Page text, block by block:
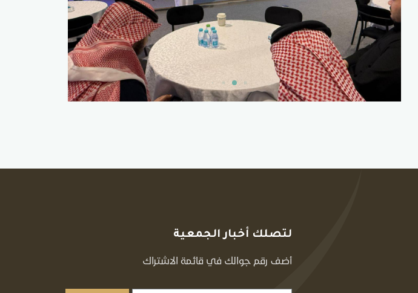
لتصلك أخبار الجمعية
أضف رقم جوالك في قائمة الاشتراك